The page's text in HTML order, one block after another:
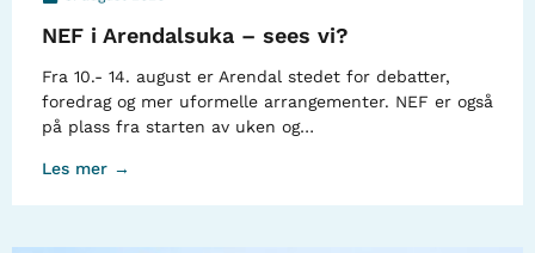
NEF i Arendalsuka – sees vi?
Fra 10.- 14. august er Arendal stedet for debatter,
foredrag og mer uformelle arrangementer. NEF er også
på plass fra starten av uken og…
Les mer →